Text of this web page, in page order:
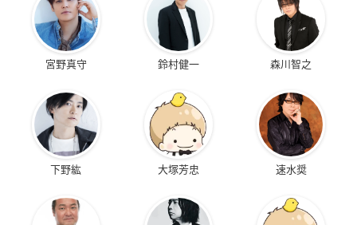
宮野真守 鈴村健一 森川智之
下野紘 大塚芳忠 速水奨